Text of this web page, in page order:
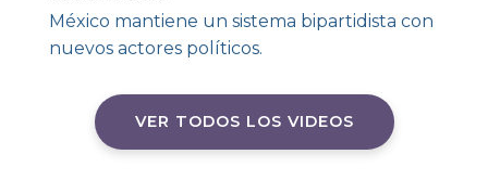
México mantiene un sistema bipartidista con
nuevos actores políticos.
VER TODOS LOS VIDEOS